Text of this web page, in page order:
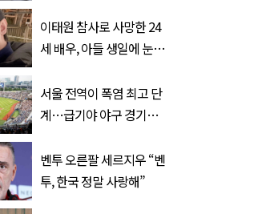
이태원 참사로 사망한 24
세 배우, 아들 생일에 눈물
서울 전역이 폭염 최고 단
계…급기야 야구 경기까
벤투 오른팔 세르지우 “벤
투, 한국 정말 사랑해”